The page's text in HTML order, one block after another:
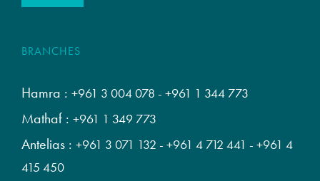
BRANCHES
Hamra : +961 3 004 078 - +961 1 344 773
Mathaf : +961 1 349 773
Antelias : +961 3 071 132 - +961 4 712 441 - +961 4
415 450